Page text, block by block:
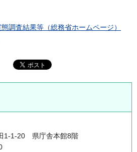
調査結果等（総務省ホームページ）
1-1-20 県庁舎本館8階